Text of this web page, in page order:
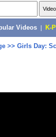
Videos K-
>> Girls Day: